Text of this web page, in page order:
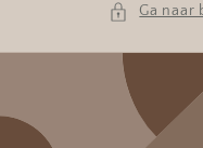
Ga naar